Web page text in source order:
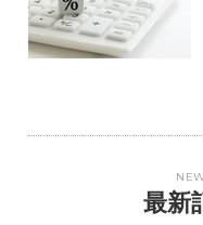
最新